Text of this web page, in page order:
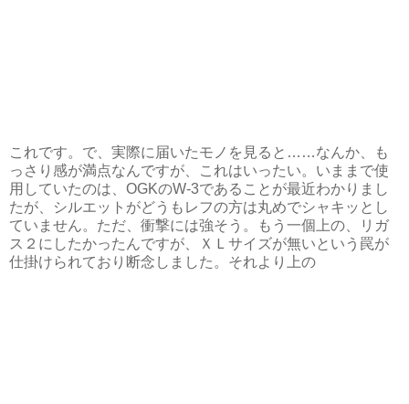
これです。で、実際に届いたモノを見ると……なんか、も
っさり感が満点なんですが、これはいったい。いままで使
用していたのは、OGKのW-3であることが最近わかりまし
たが、シルエットがどうもレフの方は丸めでシャキッとし
ていません。ただ、衝撃には強そう。もう一個上の、リガ
ス２にしたかったんですが、ＸＬサイズが無いという罠が
仕掛けられており断念しました。それより上の